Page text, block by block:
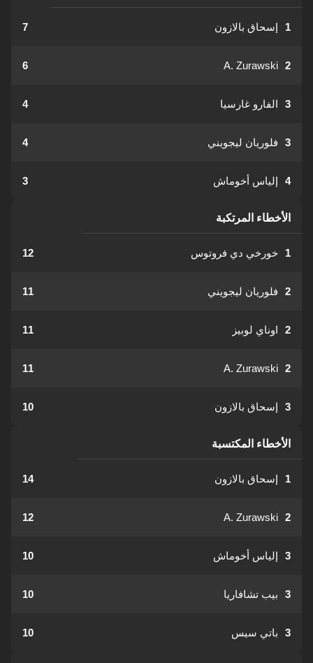
1 إسحاق بالازون 7
2
A. Zurawski
6
3 الفارو غارسيا 4
3 فلوريان ليجويني 4
4 إلياس أخوماش 3
الأخطاء المرتكبة
1 خورخي دي فروتوس 12
2 فلوريان ليجويني 11
2 اوناي لوبيز 11
2
A. Zurawski
11
3 إسحاق بالازون 10
الأخطاء المكتسبة
1 إسحاق بالازون 14
2
A. Zurawski
12
3 إلياس أخوماش 10
3 بيب تشافاريا 10
3 باتي سيس 10